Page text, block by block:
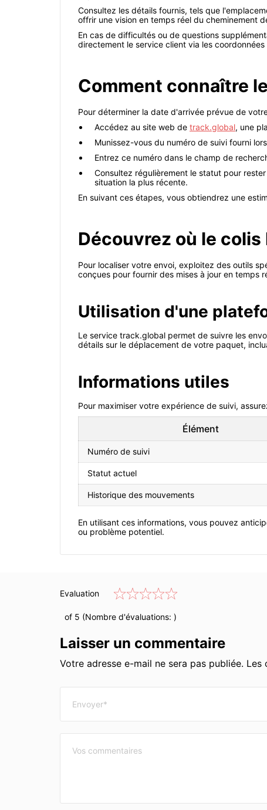
Consultez les détails fournis, tels que
offrir une vision en temps réel du cheminement
En cas de difficultés ou de questions
directement le service client via les
Comment connaître
Pour déterminer la date d'arrivée prévue de
Accédez au site web de track.global, une
Munissez-vous du numéro de suivi fourni
Entrez ce numéro dans le champ de
Consultez régulièrement le statut pour
situation la plus récente.
En suivant ces étapes, vous obtiendrez une
Découvrez où le colis
Pour localiser votre envoi, exploitez des outils
conçues pour fournir des mises à jour en temps
Utilisation d'une
Le service track.global permet de suivre les
détails sur le déplacement de votre paquet,
Informations utiles
Pour maximiser votre expérience de suivi,
Élément
Numéro de suivi
Statut actuel
Historique des mouvements
En utilisant ces informations, vous pouvez
ou problème potentiel.
Evaluation
of 5 (Nombre d'évaluations: )
Laisser un commentaire
Votre adresse e-mail ne sera pas publiée.